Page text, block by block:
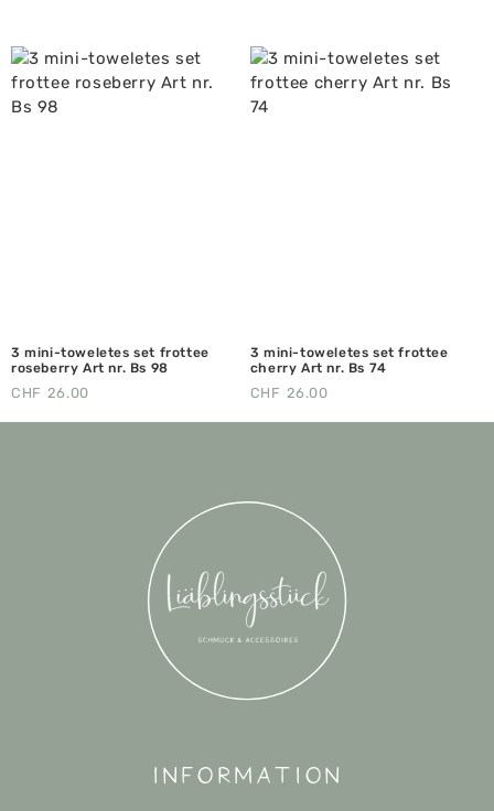
3 mini-toweletes set frottee
roseberry Art nr. Bs 98
CHF 26.00
3 mini-toweletes set frottee
cherry Art nr. Bs 74
CHF 26.00
Information